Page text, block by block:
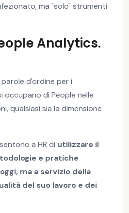
ma "solo" strumenti
Analytics.
d'ordine per i
occupano di People nelle
qualsiasi sia la dimensione
a HR di utilizzare il
e pratiche
ma a servizio della
del suo lavoro e dei